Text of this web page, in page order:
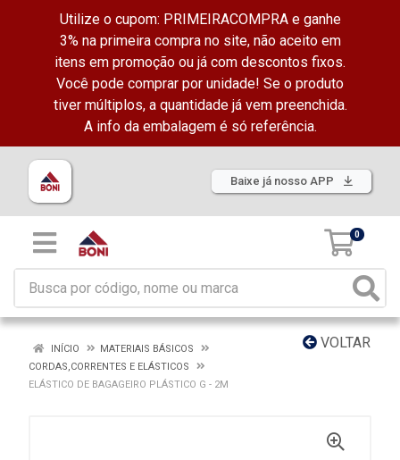
Utilize o cupom: PRIMEIRACOMPRA e ganhe
3% na primeira compra no site, não aceito em
itens em promoção ou já com descontos fixos.
Você pode comprar por unidade! Se o produto
tiver múltiplos, a quantidade já vem preenchida.
A info da embalagem é só referência.
Baixe já nosso APP
0
VOLTAR
INÍCIO
MATERIAIS BÁSICOS
CORDAS,CORRENTES E ELÁSTICOS
ELÁSTICO DE BAGAGEIRO PLÁSTICO G - 2M